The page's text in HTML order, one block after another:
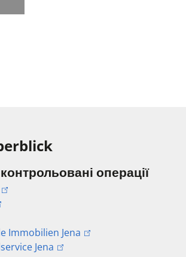
операції
Immobilien Jena
Jena